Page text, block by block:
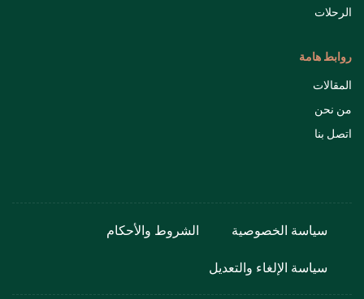
الرحلات
روابط هامة
المقالات
من نحن
اتصل بنا
سياسة الخصوصية
الشروط والأحكام
سياسة الإلغاء والتعديل